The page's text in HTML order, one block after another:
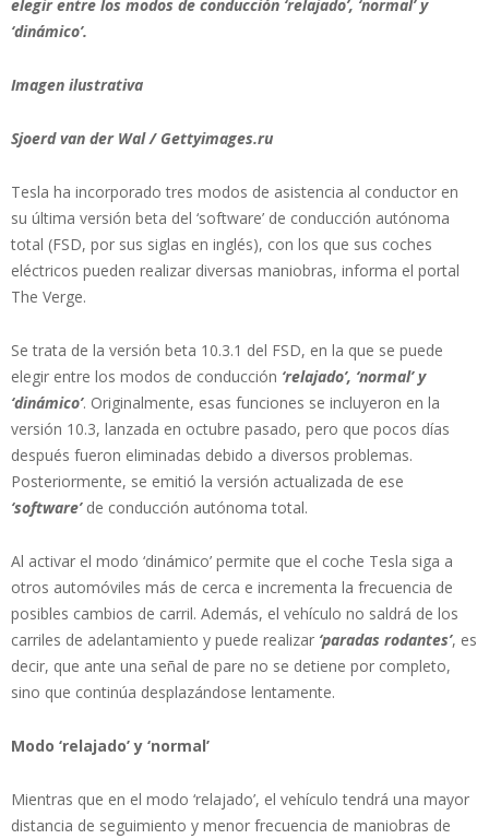
elegir entre los modos de conducción ‘relajado’, ‘normal’ y
‘dinámico’.
Imagen ilustrativa
Sjoerd van der Wal / Gettyimages.ru
Tesla ha incorporado tres modos de asistencia al conductor en
su última versión beta del ‘software’ de conducción autónoma
total (FSD, por sus siglas en inglés), con los que sus coches
eléctricos pueden realizar diversas maniobras, informa el portal
The Verge.
Se trata de la versión beta 10.3.1 del FSD, en la que se puede
elegir entre los modos de conducción ‘relajado’, ‘normal’ y
‘dinámico’. Originalmente, esas funciones se incluyeron en la
versión 10.3, lanzada en octubre pasado, pero que pocos días
después fueron eliminadas debido a diversos problemas.
Posteriormente, se emitió la versión actualizada de ese
‘software’de conducción autónoma total.
Al activar el modo ‘dinámico’ permite que el coche Tesla siga a
otros automóviles más de cerca e incrementa la frecuencia de
posibles cambios de carril. Además, el vehículo no saldrá de los
carriles de adelantamiento y puede realizar ‘paradas rodantes’, es
decir, que ante una señal de pare no se detiene por completo,
sino que continúa desplazándose lentamente.
Modo ‘relajado’ y ‘normal’
Mientras que en el modo ‘relajado’, el vehículo tendrá una mayor
distancia de seguimiento y menor frecuencia de maniobras de